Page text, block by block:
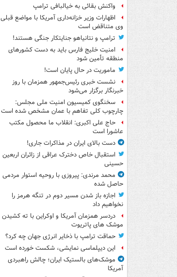
واکنش بقائی به خیالبافی ترامپ
اظهارات وزیر خزانه‌داری آمریکا با مواضع قبلی
وی متناقض است
ترامپ و نتانیاهو جنایتکار جنگی هستند!
امنیت خلیج فارس باید به دست کشورهای
منطقه تأمین شود
ماموریت در حال پایان است!
نشست خبری رئیس‌جمهور همزمان با روز
خبرنگار برگزار می‌شود
سخنگوی کمیسیون امنیت ملی مجلس:
چارچوب کلی تفاهم با عمان مشخص شده است
حاج علی اکبری: انقلاب ما محصول مکتب
عاشورا است
دست بالای ایران در مذاکرات جاری!
استقبال خاص دخترک عراقی از زائران اربعین
حسینی
محمد مرندی: پیروزی با روحیه استوار مردمی
حاصل شده
اجازه باز شدن مسیر دوم در تنگه هرمز را
نخواهیم داد
دردسر همزمان آمریکا و اوکراین با ته کشیدن
موشک های پاتریوت
حماقت ترامپ با ذخایر انرژی جهان چه کرد؟
این دیپلماسی نمایشی، شکست خورده است
موشک‌های بالستیک ایران؛ چالش راهبردی
آمریکا